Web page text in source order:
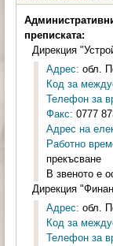
преписката:
Дирекция
Адрес: обл.
Код за
Телефон за
Факс: 0777
Адрес на
Работно
прекъсване
В звеното е
Дирекция
Адрес: обл.
Код за
Телефон за